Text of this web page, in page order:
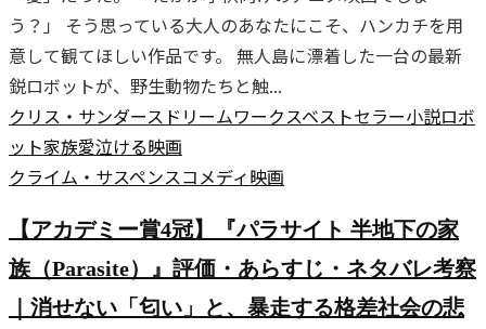
う？」 そう思っている大人のあなたにこそ、ハンカチを用
意して観てほしい作品です。 無人島に漂着した一台の最新
鋭ロボットが、野生動物たちと触...
クリス・サンダース ドリームワークスベストセラー小説ロボ
ット家族愛泣ける映画
クライム・サスペンスコメディ映画
【アカデミー賞4冠】『パラサイト 半地下の家
族（Parasite）』評価・あらすじ・ネタバレ考察
｜消せない「匂い」と、暴走する格差社会の悲